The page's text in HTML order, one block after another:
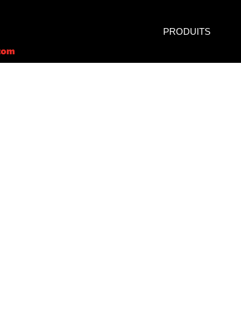
PRODUITS